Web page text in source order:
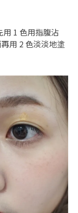
1 色用指腹沾
用 2 色淡淡地塗